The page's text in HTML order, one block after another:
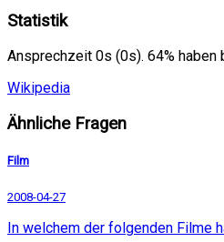
Statistik
Ansprechzeit 0s (0s). 64%
Wikipedia
Ähnliche Fragen
Film
2008-04-27
In welchem der folgenden Filme